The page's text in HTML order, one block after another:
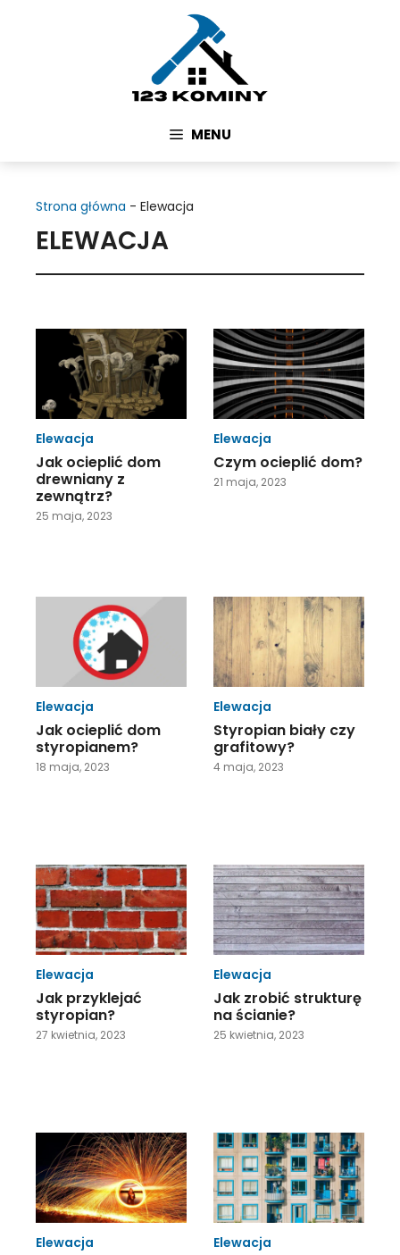
MENU
Strona główna - Elewacja
ELEWACJA
Elewacja
Jak ocieplić dom
drewniany z
zewnątrz?
25 maja, 2023
Elewacja
Czym ocieplić dom?
21 maja, 2023
Elewacja
Jak ocieplić dom
styropianem?
18 maja, 2023
Elewacja
Styropian biały czy
grafitowy?
4 maja, 2023
Elewacja
Jak przyklejać
styropian?
27 kwietnia, 2023
Elewacja
Jak zrobić strukturę
na ścianie?
25 kwietnia, 2023
Elewacja Elewacja